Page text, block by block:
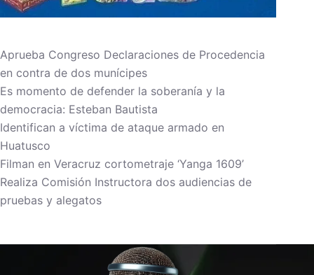
Aprueba Congreso Declaraciones de Procedencia
en contra de dos munícipes
Es momento de defender la soberanía y la
democracia: Esteban Bautista
Identifican a víctima de ataque armado en
Huatusco
Filman en Veracruz cortometraje ‘Yanga 1609’
Realiza Comisión Instructora dos audiencias de
pruebas y alegatos